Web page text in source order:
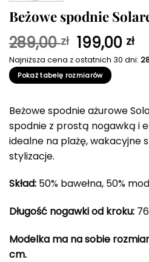
Beżowe spodnie
289,00zł Pierwotna
cena
wynosiła:
289,00 zł.
199,00 zł
Najniższa cena z ostatnich 30 dni:
Pokaż tabelę rozmiarów
Beżowe spodnie ażurowe
spodnie z prostą nogawką i
idealne na plażę, wakacyjne
stylizacje.
Skład: 50% bawełna, 50%
Długość nogawki od kroku:
Modelka ma na sobie
cm.